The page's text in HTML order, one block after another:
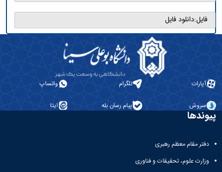
فایل:دانلود فایل
آپارات تلگرام واتساپ
سروش پیام رسان بله ایتا
پیوندها
دفتر مقام معظم رهبری
وزارت علوم، تحقیقات و فناوری